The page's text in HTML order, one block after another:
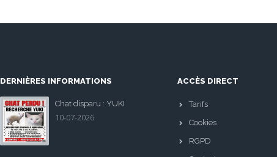
DERNIÈRES INFORMATIONS
Chat disparu : YUKI
10-07-2026
ACCÈS DIRECT
Tarifs
Cookies
RGPD